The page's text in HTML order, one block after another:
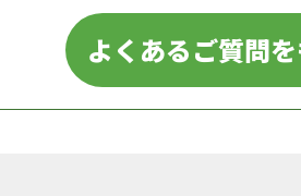
よくあるご質問